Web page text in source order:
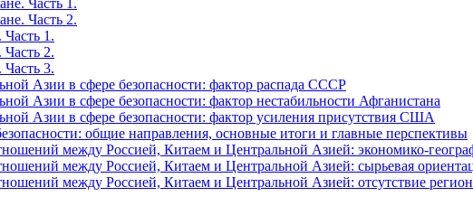
Часть 1.
Часть 2.
1.
2.
3.
Азии в сфере безопасности: фактор распада СССР
Азии в сфере безопасности: фактор нестабильности Афганистана
Азии в сфере безопасности: фактор усиления присутствия США
общие направления, основные итоги и главные перспективы
между Россией, Китаем и Центральной Азией: экономико-
между Россией, Китаем и Центральной Азией: сырьевая
между Россией, Китаем и Центральной Азией: отсутствие